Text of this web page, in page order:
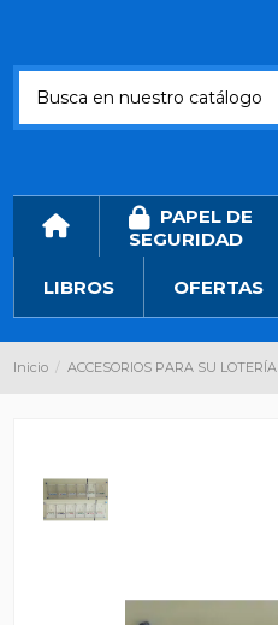
PAPEL DE
SEGURIDAD
LIBROS OFERTAS
Inicio ACCESORIOS PARA SU LOTERÍA